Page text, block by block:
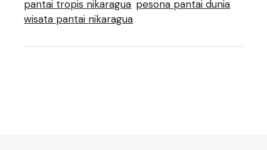
pantai tropis nikaragua pesona pantai dunia
wisata pantai nikaragua